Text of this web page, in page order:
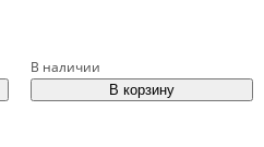
В наличии